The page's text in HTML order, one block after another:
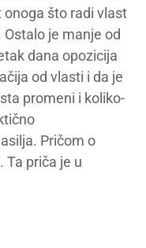
što radi vlast
je manje od
dana opozicija
od vlasti i da je
promeni i koliko-
Pričom o
Ta priča je u